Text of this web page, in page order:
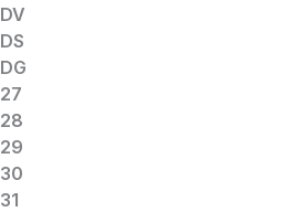
DV
DS
DG
27
28
29
30
31